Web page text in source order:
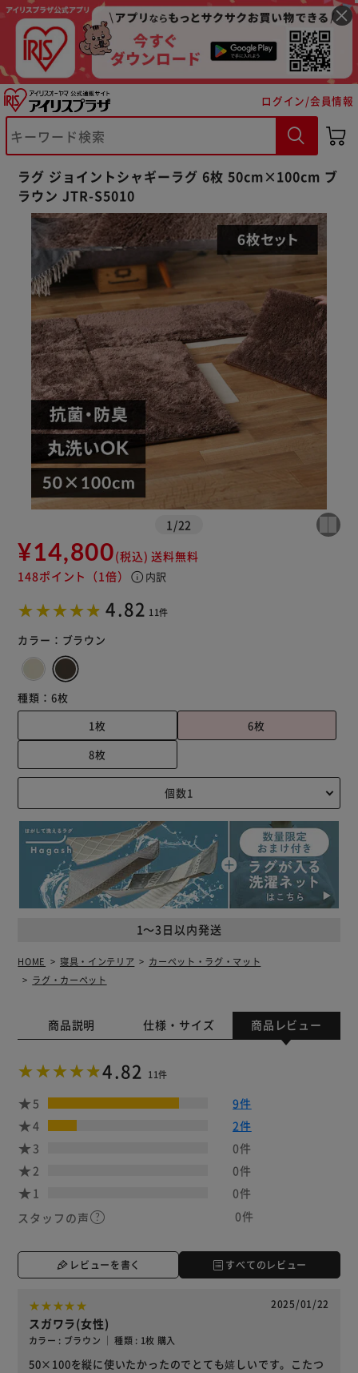
ログイン/会員情報
ラグ ジョイントシャギーラグ 6枚 50cm×100cm ブ
ラウン JTR-S5010
1 /22
¥14,800(税込) 送料無料
148ポイント （1倍） info 内訳
4.82 11件
カラー： ブラウン
種類： 6枚
1枚
6枚
8枚
1～3日以内発送
HOME 寝具・インテリア
カーペット・ラグ・マット
ラグ・カーペット
商品説明 仕様・サイズ 商品レビュー
4.82 11件
5
9件
4
2件
3
0件
2
0件
1
0件
スタッフの声
0件
レビューを書く すべてのレビュー
2025/01/22
スガワラ(女性)
カラー : ブラウン ｜ 種類 : 1枚 購入
50×100を縦に使いたかったのでとても嬉しいです。こたつ
※ご確認ください